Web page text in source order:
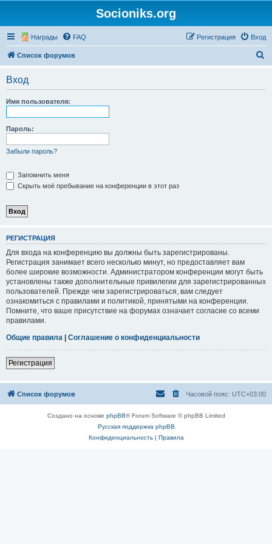
Socioniks.org
Награды FAQ Вход
Регистрация
Список форумов
Вход
Имя пользователя:
Пароль:
Забыли пароль?
Запомнить меня
Скрыть моё пребывание на конференции в этот раз
РЕГИСТРАЦИЯ
Для входа на конференцию вы должны быть зарегистрированы.
Регистрация занимает всего несколько минут, но предоставляет вам
более широкие возможности. Администратором конференции могут быть
установлены также дополнительные привилегии для зарегистрированных
пользователей. Прежде чем зарегистрироваться, вам следует
ознакомиться с правилами и политикой, принятыми на конференции.
Помните, что ваше присутствие на форумах означает согласие со всеми
правилами.
Общие правила | Соглашение о конфиденциальности
Регистрация
Список форумов Часовой пояс: UTC+03:00
Создано на основе phpBB® Forum Software © phpBB Limited
Русская поддержка phpBB
Конфиденциальность| Правила